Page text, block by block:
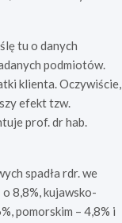
tu o danych
podmiotów.
klienta. Oczywiście,
efekt tzw.
prof. dr hab.
spadła rdr. we
8,8%, kujawsko-
pomorskim – 4,8% i